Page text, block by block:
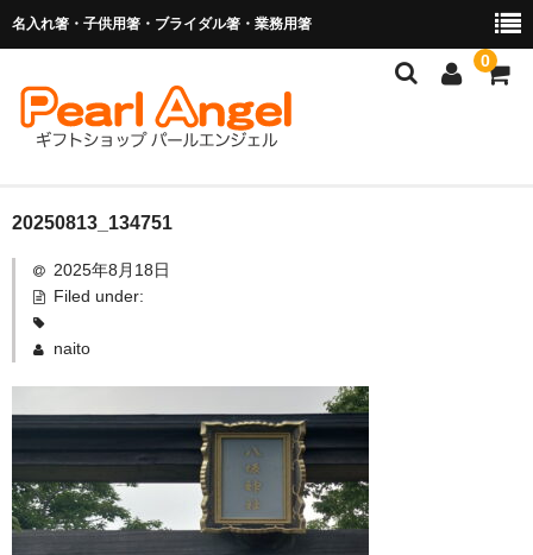
名入れ箸・子供用箸・ブライダル箸・業務用箸
0
商品を探す
お子様の入卒園に
業務用箸（食洗機対応）
マイ箸・箸袋
ご利用ガイド
20250813_134751
2025年8月18日
Filed under:
naito